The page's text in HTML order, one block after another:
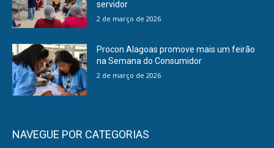
servidor
2 de março de 2026
Procon Alagoas promove mais um feirão
na Semana do Consumidor
2 de março de 2026
NAVEGUE POR CATEGORIAS